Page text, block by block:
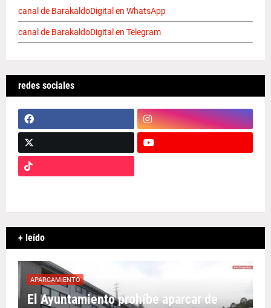
canal de BarakaldoDigital en WhatsApp
canal de BarakaldoDigital en Telegram
redes sociales
+ leído
APARCAMIENTO
El Ayuntamiento prohíbe aparcar de